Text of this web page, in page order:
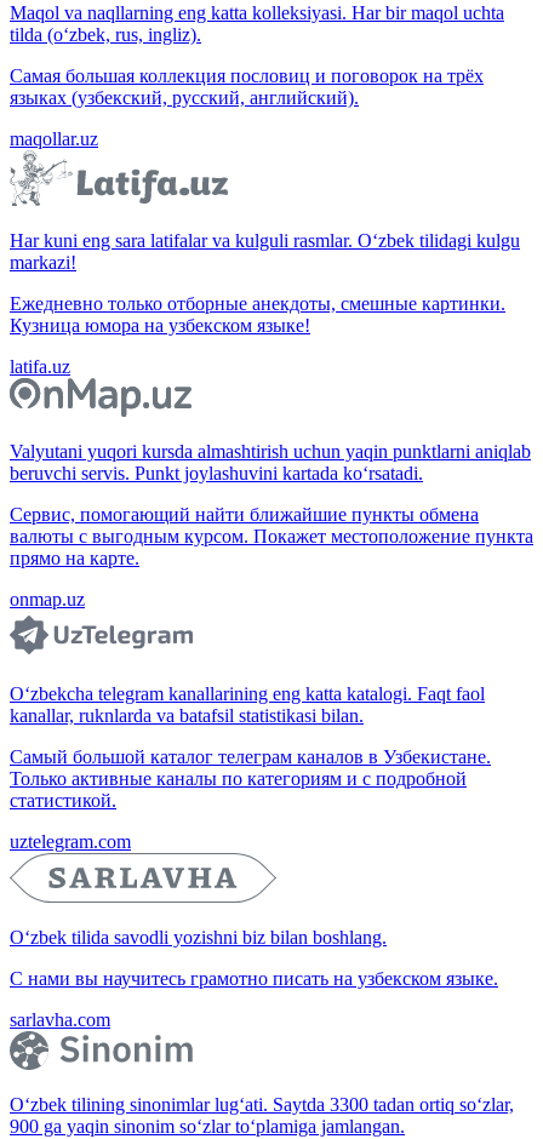
Maqol va naqllarning eng katta kolleksiyasi. Har bir maqol uchta
tilda (o‘zbek, rus, ingliz).
Самая большая коллекция пословиц и поговорок на трёх
языках (узбекский, русский, английский).
maqollar.uz
Har kuni eng sara latifalar va kulguli rasmlar. O‘zbek tilidagi kulgu
markazi!
Ежедневно только отборные анекдоты, смешные картинки.
Кузница юмора на узбекском языке!
latifa.uz
Valyutani yuqori kursda almashtirish uchun yaqin punktlarni aniqlab
beruvchi servis. Punkt joylashuvini kartada ko‘rsatadi.
Сервис, помогающий найти ближайшие пункты обмена
валюты с выгодным курсом. Покажет местоположение пункта
прямо на карте.
onmap.uz
O‘zbekcha telegram kanallarining eng katta katalogi. Faqt faol
kanallar, ruknlarda va batafsil statistikasi bilan.
Самый большой каталог телеграм каналов в Узбекистане.
Только активные каналы по категориям и с подробной
статистикой.
uztelegram.com
O‘zbek tilida savodli yozishni biz bilan boshlang.
С нами вы научитесь грамотно писать на узбекском языке.
sarlavha.com
O‘zbek tilining sinonimlar lug‘ati. Saytda 3300 tadan ortiq so‘zlar,
900 ga yaqin sinonim so‘zlar to‘plamiga jamlangan.